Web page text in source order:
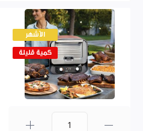
الأشهر
كمية قليلة